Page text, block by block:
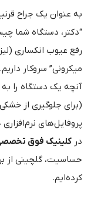
به عنوان یک جراح
“دکتر، دستگاه شما
رفع عیوب انکساری
میکرونی” سروکار داریم.
آنچه یک دستگاه را
(برای جلوگیری از
پروفایل‌های
در کلینیک فوق
حساسیت، گلچینی از
کرده‌ایم.